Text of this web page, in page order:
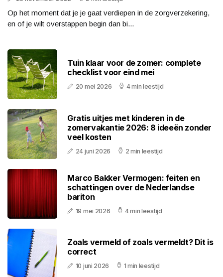
Op het moment dat je je gaat verdiepen in de zorgverzekering,
en of je wilt overstappen begin dan bi...
Tuin klaar voor de zomer: complete
checklist voor eind mei
20 mei 2026 4 min leestijd
Gratis uitjes met kinderen in de
zomervakantie 2026: 8 ideeën zonder
veel kosten
24 juni 2026 2 min leestijd
Marco Bakker Vermogen: feiten en
schattingen over de Nederlandse
bariton
19 mei 2026 4 min leestijd
Zoals vermeld of zoals vermeldt? Dit is
correct
10 juni 2026 1 min leestijd